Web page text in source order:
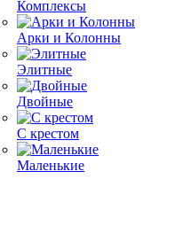
Комплексы
Арки и Колонны
Элитные
Двойные
С крестом
Маленькие